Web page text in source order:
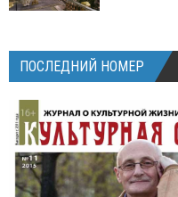
ПОСЛЕДНИЙ НОМЕР